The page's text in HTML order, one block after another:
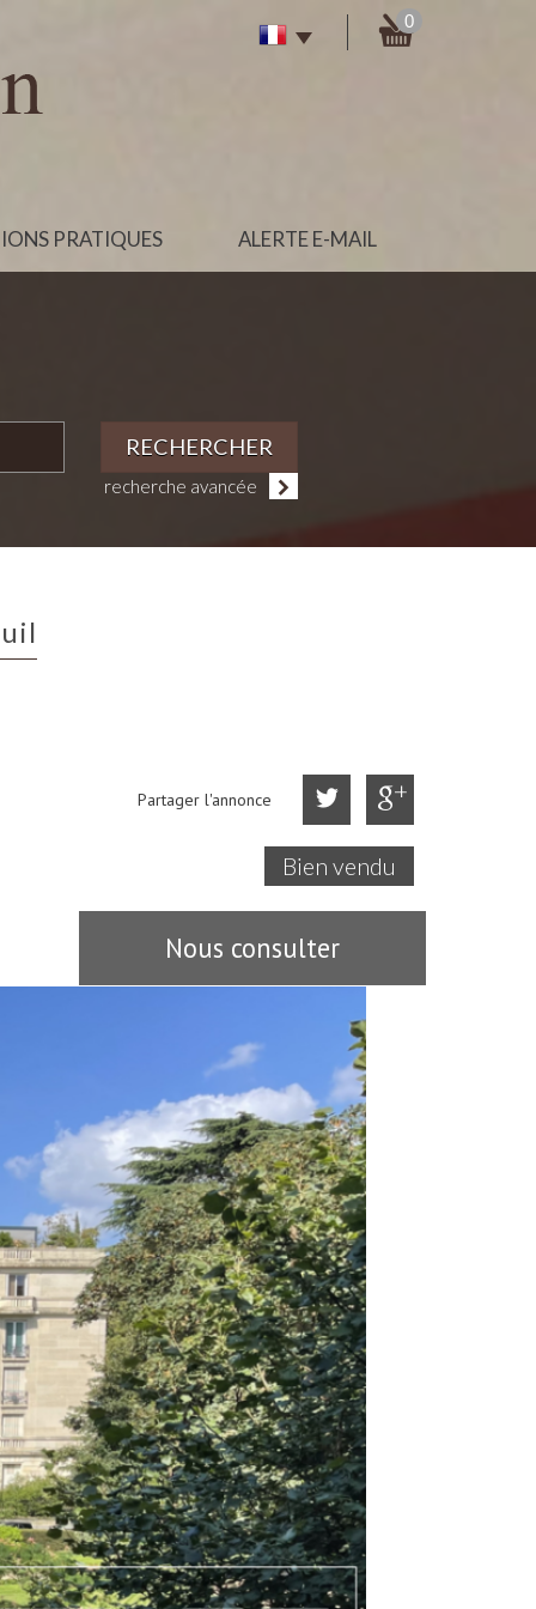
0
PRATIQUES ALERTE E-MAIL
RECHERCHER
recherche avancée
Partager l'annonce
Bien vendu
Nous consulter